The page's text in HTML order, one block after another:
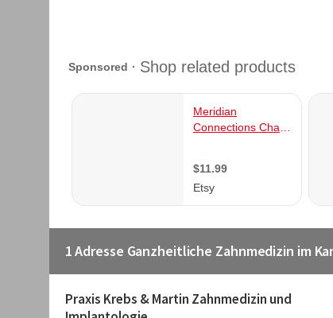
1 Adresse Ganzheitliche Zahnmedizin im
Praxis Krebs & Martin Zahnmedizin und